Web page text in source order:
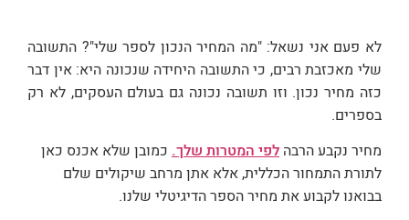
לא פעם אני נשאל: "מה המחיר הנכון לספר שלי"? התשובה
שלי מאכזבת רבים, כי התשובה היחידה שנכונה היא: אין דבר
כזה מחיר נכון. וזו תשובה נכונה גם בעולם העסקים, לא רק
בספרים.
מחיר נקבע הרבה לפי המטרות שלך.כמובן שלא אכנס כאן
לתורת התמחור הכללית, אלא אתן מרחב שיקולים שלם
בבואנו לקבוע את מחיר הספר הדיגיטלי שלנו.